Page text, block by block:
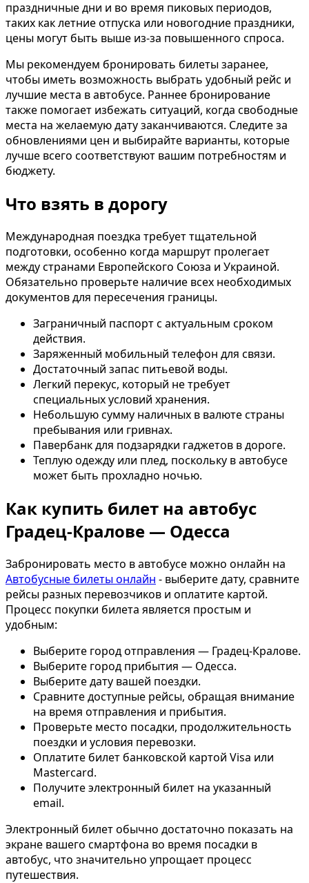
праздничные дни и во время пиковых периодов,
таких как летние отпуска или новогодние праздники,
цены могут быть выше из-за повышенного спроса.
Мы рекомендуем бронировать билеты заранее,
чтобы иметь возможность выбрать удобный рейс и
лучшие места в автобусе. Раннее бронирование
также помогает избежать ситуаций, когда свободные
места на желаемую дату заканчиваются. Следите за
обновлениями цен и выбирайте варианты, которые
лучше всего соответствуют вашим потребностям и
бюджету.
Что взять в дорогу
Международная поездка требует тщательной
подготовки, особенно когда маршрут пролегает
между странами Европейского Союза и Украиной.
Обязательно проверьте наличие всех необходимых
документов для пересечения границы.
Заграничный паспорт с актуальным сроком
действия.
Заряженный мобильный телефон для связи.
Достаточный запас питьевой воды.
Легкий перекус, который не требует
специальных условий хранения.
Небольшую сумму наличных в валюте страны
пребывания или гривнах.
Павербанк для подзарядки гаджетов в дороге.
Теплую одежду или плед, поскольку в автобусе
может быть прохладно ночью.
Как купить билет на автобус
Градец-Кралове — Одесса
Забронировать место в автобусе можно онлайн на
Автобусные билеты онлайн - выберите дату, сравните
рейсы разных перевозчиков и оплатите картой.
Процесс покупки билета является простым и
удобным:
Выберите город отправления — Градец-Кралове.
Выберите город прибытия — Одесса.
Выберите дату вашей поездки.
Сравните доступные рейсы, обращая внимание
на время отправления и прибытия.
Проверьте место посадки, продолжительность
поездки и условия перевозки.
Оплатите билет банковской картой Visa или
Mastercard.
Получите электронный билет на указанный
email.
Электронный билет обычно достаточно показать на
экране вашего смартфона во время посадки в
автобус, что значительно упрощает процесс
путешествия.